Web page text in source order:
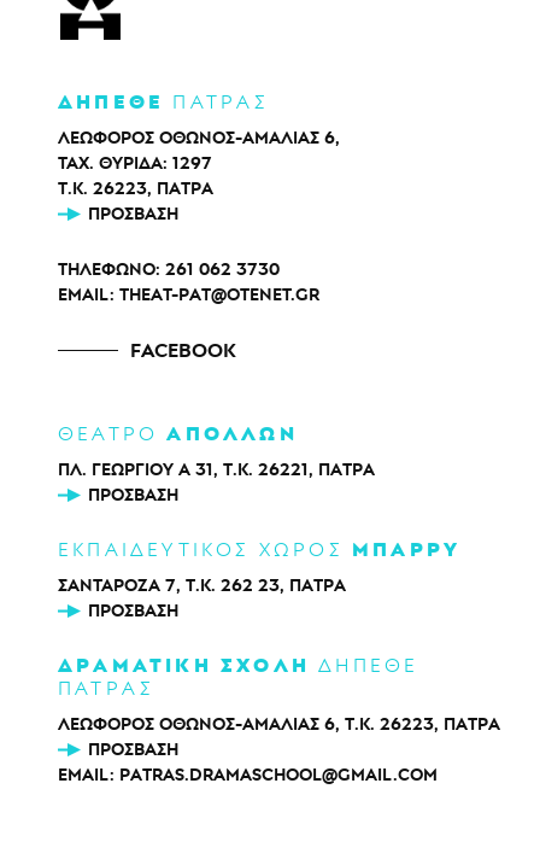
ΔΗΠΕΘΕ ΠΑΤΡΑΣ
ΛΕΩΦΟΡΟΣ ΟΘΩΝΟΣ-ΑΜΑΛΙΑΣ 6,
ΤΑΧ. ΘΥΡΙΔΑ: 1297
Τ.Κ. 26223, ΠΑΤΡΑ
ΠΡΌΣΒΑΣΗ
ΤΗΛΕΦΩΝΟ: 261 062 3730
EMAIL: THEAT-PAT@OTENET.GR
FACEBOOK
ΘΕΑΤΡΟΑΠΟΛΛΩΝ
ΠΛ. ΓΕΩΡΓΙΟΥ Α 31, Τ.Κ. 26221, ΠΑΤΡΑ
ΠΡΌΣΒΑΣΗ
ΕΚΠΑΙΔΕΥΤΙΚΟΣ ΧΩΡΟΣ ΜΠΑΡΡΥ
ΣΑΝΤΑΡΟΖΑ 7, Τ.Κ. 262 23, ΠΑΤΡΑ
ΠΡΌΣΒΑΣΗ
ΔΡΑΜΑΤΙΚΗ ΣΧΟΛΗ ΔΗΠΕΘΕ
ΠΑΤΡΑΣ
ΛΕΩΦΟΡΟΣ ΟΘΩΝΟΣ-ΑΜΑΛΙΑΣ 6, Τ.Κ. 26223, ΠΑΤΡΑ
ΠΡΌΣΒΑΣΗ
EMAIL: PATRAS.DRAMASCHOOL@GMAIL.COM